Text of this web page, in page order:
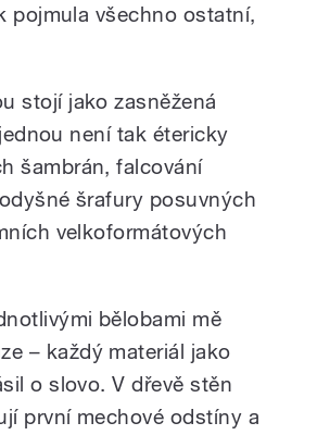
pojmula všechno ostatní,
stojí jako zasněžená
není tak étericky
šambrán, falcování
šrafury posuvných
velkoformátových
bělobami mě
– každý materiál jako
o slovo. V dřevě stěn
první mechové odstíny a